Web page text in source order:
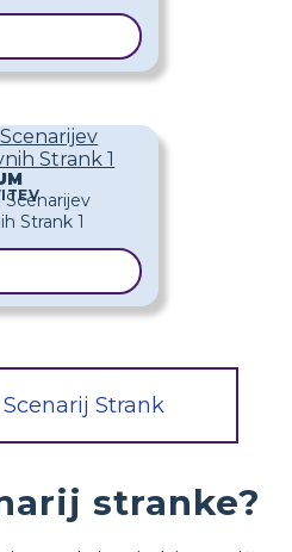
Strank 1
Strank
stranke?